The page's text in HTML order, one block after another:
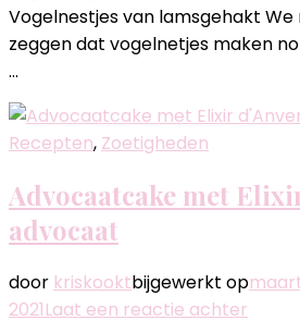
Vogelnestjes van lamsgehakt
zeggen dat vogelnetjes maken
…
Recepten, Zoetigheden
Advocaatcake met
advocaat
door kriskooktbijgewerkt op
2021Laat een reactie achter